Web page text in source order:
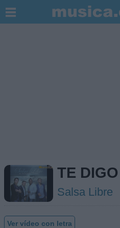
TE
Salsa Libre
Ver vídeo con letra